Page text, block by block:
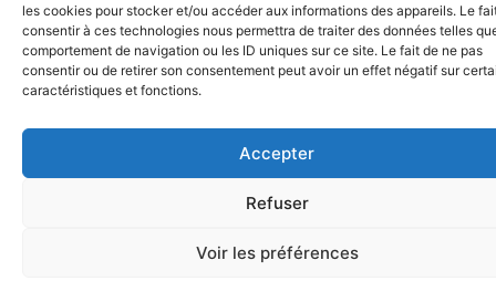
les cookies pour stocker et/ou accéder aux informations des appareils. Le
consentir à ces technologies nous permettra de traiter des données telles
comportement de navigation ou les ID uniques sur ce site. Le fait de ne pas
consentir ou de retirer son consentement peut avoir un effet négatif sur
caractéristiques et fonctions.
Accepter
Refuser
Voir les préférences